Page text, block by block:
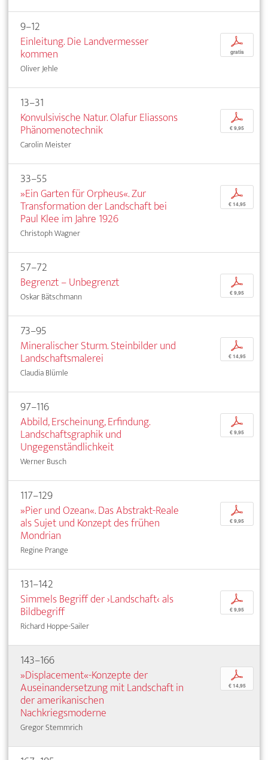
9–12
Einleitung. Die Landvermesser
kommen
Oliver Jehle
p
gratis
13–31
Konvulsivische Natur. Olafur Eliassons
Phänomenotechnik
Carolin Meister
p
€ 9,95
33–55
»Ein Garten für Orpheus«. Zur
Transformation der Landschaft bei
Paul Klee im Jahre 1926
Christoph Wagner
p
€ 14,95
57–72
Begrenzt – Unbegrenzt
Oskar Bätschmann
p
€ 9,95
73–95
Mineralischer Sturm. Steinbilder und
Landschaftsmalerei
Claudia Blümle
p
€ 14,95
97–116
Abbild, Erscheinung, Erfindung.
Landschaftsgraphik und
Ungegenständlichkeit
Werner Busch
p
€ 9,95
117–129
»Pier und Ozean«. Das Abstrakt-Reale
als Sujet und Konzept des frühen
Mondrian
Regine Prange
p
€ 9,95
131–142
Simmels Begriff der ›Landschaft‹ als
Bildbegriff
Richard Hoppe-Sailer
p
€ 9,95
143–166
»Displacement«-Konzepte der
Auseinandersetzung mit Landschaft in
der amerikanischen
Nachkriegsmoderne
Gregor Stemmrich
p
€ 14,95